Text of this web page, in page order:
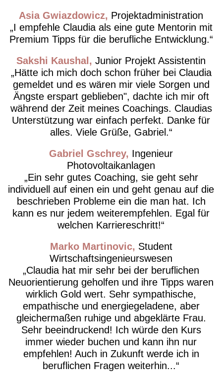
Asia Gwiazdowicz Projektadministration
I empfehle Claudia als eine gute Mentorin mit
Premium Tipps für die berufliche Entwicklung.
Sakshi Kaushal
Junior Projekt Assistentin
Hätte ich mich doch schon früher bei Claudia
gemeldet und es wären mir viele Sorgen und
Ängste erspart geblieben", dachte ich mir oft
während der Zeit meines Coachings. Claudias
Unterstützung war einfach perfekt. Danke für
alles. Viele Grüße, Gabriel.
Gabriel Gschrey Ingenieur
Photovoltaikanlagen
Ein sehr gutes Coaching, sie geht sehr
individuell auf einen ein und geht genau auf die
beschrieben Probleme ein die man hat. Ich
kann es nur jedem weiterempfehlen. Egal für
welchen Karriereschritt!
Marko Martinovic
Student
Wirtschaftsingenieurswesen
Claudia hat mir sehr bei der beruflichen
Neuorientierung geholfen und ihre Tipps waren
wirklich Gold wert. Sehr sympathische,
empathische und energiegeladene, aber
gleichermaßen ruhige und abgeklärte Frau.
Sehr beeindruckend! Ich würde den Kurs
immer wieder buchen und kann ihn nur
empfehlen! Auch in Zukunft werde ich in
beruflichen Fragen weiterhin...